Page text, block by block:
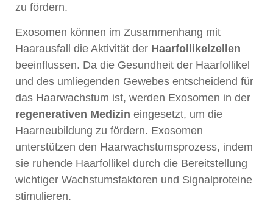
zu fördern.
Exosomen können im Zusammenhang mit
Haarausfall die Aktivität der Haarfollikelzellen
beeinflussen. Da die Gesundheit der Haarfollikel
und des umliegenden Gewebes entscheidend für
das Haarwachstum ist, werden Exosomen in der
regenerativen Medizin eingesetzt, um die
Haarneubildung zu fördern. Exosomen
unterstützen den Haarwachstumsprozess, indem
sie ruhende Haarfollikel durch die Bereitstellung
wichtiger Wachstumsfaktoren und Signalproteine
stimulieren.